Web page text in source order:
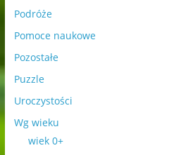
Podróże
Pomoce naukowe
Pozostałe
Puzzle
Uroczystości
Wg wieku
wiek 0+